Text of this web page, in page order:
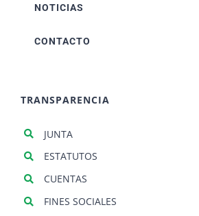
NOTICIAS
CONTACTO
TRANSPARENCIA
JUNTA
ESTATUTOS
CUENTAS
FINES SOCIALES